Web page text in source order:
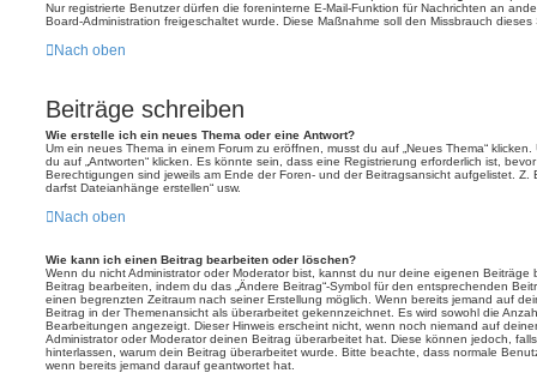
Nur registrierte Benutzer dürfen die foreninterne E-Mail-Funktion für Nachrichten an
Board-Administration freigeschaltet wurde. Diese Maßnahme soll den Missbrauch
Nach oben
Beiträge schreiben
Wie erstelle ich ein neues Thema oder eine Antwort?
Um ein neues Thema in einem Forum zu eröffnen, musst du auf „Neues Thema“
du auf „Antworten“ klicken. Es könnte sein, dass eine Registrierung erforderlich ist,
Berechtigungen sind jeweils am Ende der Foren- und der Beitragsansicht aufgelistet. Z.
darfst Dateianhänge erstellen“ usw.
Nach oben
Wie kann ich einen Beitrag bearbeiten oder löschen?
Wenn du nicht Administrator oder Moderator bist, kannst du nur deine eigenen
Beitrag bearbeiten, indem du das „Ändere Beitrag“-Symbol für den entsprechenden
einen begrenzten Zeitraum nach seiner Erstellung möglich. Wenn bereits jemand auf
Beitrag in der Themenansicht als überarbeitet gekennzeichnet. Es wird sowohl die
Bearbeitungen angezeigt. Dieser Hinweis erscheint nicht, wenn noch niemand auf
Administrator oder Moderator deinen Beitrag überarbeitet hat. Diese können jedoch,
hinterlassen, warum dein Beitrag überarbeitet wurde. Bitte beachte, dass normale
wenn bereits jemand darauf geantwortet hat.